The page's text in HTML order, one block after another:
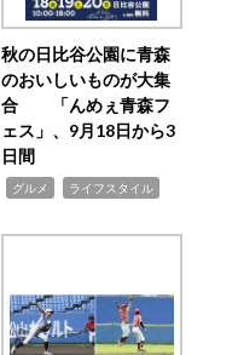
秋の日比谷公園に青森
のおいしいものが大集
合 「んめぇ青森フ
ェス」、9月18日から3
日間
グルメ ライフスタイル